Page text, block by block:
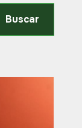
Buscar